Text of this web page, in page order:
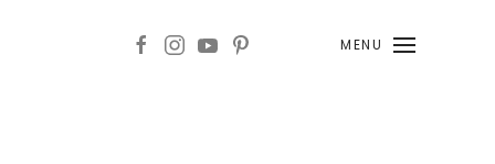
MENU